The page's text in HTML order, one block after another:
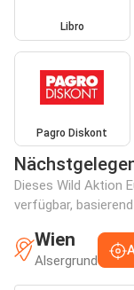
Libro
Pagro Diskont
Dieses Wild Aktion
verfügbar,
Wien
Alsergrund